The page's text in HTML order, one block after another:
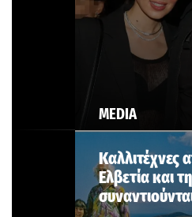
MEDIA
Καλλιτέχνες
Ελβετία και